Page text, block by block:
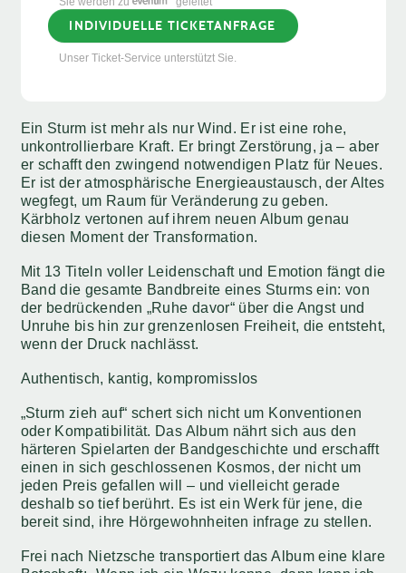
Ein Sturm ist mehr als nur Wind. Er ist eine rohe,
unkontrollierbare Kraft. Er bringt Zerstörung, ja – aber
er schafft den zwingend notwendigen Platz für Neues.
Er ist der atmosphärische Energieaustausch, der Altes
wegfegt, um Raum für Veränderung zu geben.
Kärbholz vertonen auf ihrem neuen Album genau
diesen Moment der Transformation.
Mit 13 Titeln voller Leidenschaft und Emotion fängt die
Band die gesamte Bandbreite eines Sturms ein: von
der bedrückenden „Ruhe davor“ über die Angst und
Unruhe bis hin zur grenzenlosen Freiheit, die entsteht,
wenn der Druck nachlässt.
Authentisch, kantig, kompromisslos
„Sturm zieh auf“ schert sich nicht um Konventionen
oder Kompatibilität. Das Album nährt sich aus den
härteren Spielarten der Bandgeschichte und erschafft
einen in sich geschlossenen Kosmos, der nicht um
jeden Preis gefallen will – und vielleicht gerade
deshalb so tief berührt. Es ist ein Werk für jene, die
bereit sind, ihre Hörgewohnheiten infrage zu stellen.
Frei nach Nietzsche transportiert das Album eine klare
INDIVIDUELLE TICKETANFRAGE
Unser Ticket-Service unterstützt Sie.